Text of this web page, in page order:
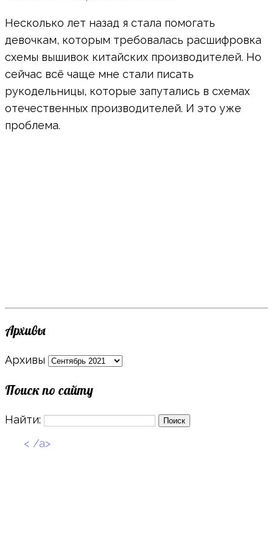
Несколько лет назад я стала помогать
девочкам, которым требовалась расшифровка
схемы вышивок китайских производителей. Но
сейчас всё чаще мне стали писать
рукодельницы, которые запутались в схемах
отечественных производителей. И это уже
проблема.
Архивы
Архивы
Поиск по сайту
Найти:
< /a>